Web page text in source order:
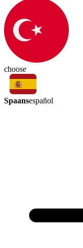
choose
Spaansespañol